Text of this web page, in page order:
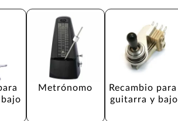
Metrónomo
Recambio para
guitarra y bajo